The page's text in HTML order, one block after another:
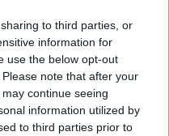
to third parties, or
information for
use the below opt-out
note that after your
continue seeing
information utilized by
to third parties prior to